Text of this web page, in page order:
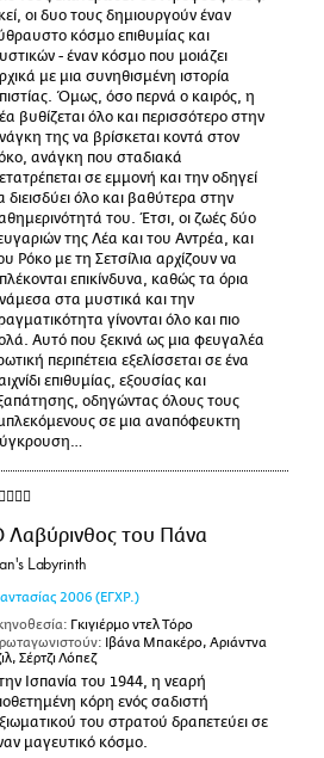
οι δυο τους δημιουργούν έναν
κόσμο επιθυμίας και
- έναν κόσμο που μοιάζει
με μια συνηθισμένη ιστορία
Όμως, όσο περνά ο καιρός, η
βυθίζεται όλο και περισσότερο στην
της να βρίσκεται κοντά στον
ανάγκη που σταδιακά
σε εμμονή και την οδηγεί
διεισδύει όλο και βαθύτερα στην
του. Έτσι, οι ζωές δύο
της Λέα και του Αντρέα, και
Ρόκο με τη Σετσίλια αρχίζουν να
επικίνδυνα, καθώς τα όρια
στα μυστικά και την
γίνονται όλο και πιο
Αυτό που ξεκινά ως μια φευγαλέα
περιπέτεια εξελίσσεται σε ένα
επιθυμίας, εξουσίας και
οδηγώντας όλους τους
σε μια αναπόφευκτη
Λαβύρινθος του Πάνα
Labyrinth
2006 (ΕΓΧΡ.)
Γκιγιέρμο ντελ Τόρο
Ιβάνα Μπακέρο, Αριάντνα
Σέρτζι Λόπεζ
Ισπανία του 1944, η νεαρή
κόρη ενός σαδιστή
του στρατού δραπετεύει σε
μαγευτικό κόσμο.